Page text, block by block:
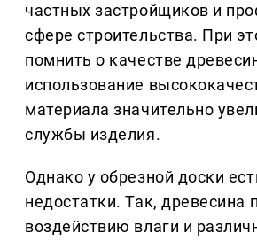
частных застройщиков и
сфере строительства. При
помнить о качестве
использование
материала значительно
службы изделия.
Однако у обрезной доски
недостатки. Так, древесина
воздействию влаги и